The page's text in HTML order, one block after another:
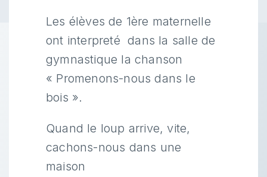
Les élèves de 1ère maternelle
ont interpreté dans la salle de
gymnastique la chanson
« Promenons-nous dans le
bois ».
Quand le loup arrive, vite,
cachons-nous dans une
maison